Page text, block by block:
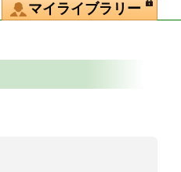
マイライブラリー